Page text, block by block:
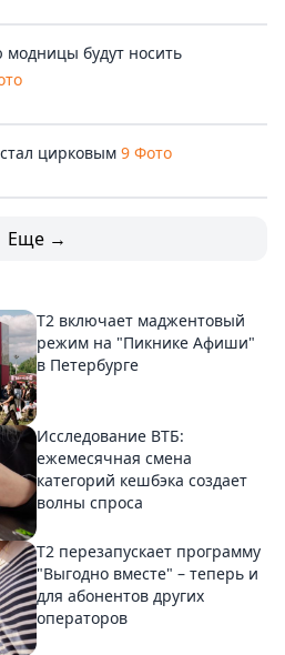
модницы будут носить
цирковым 9 Фото
Еще →
Т2 включает маджентовый
режим на "Пикнике Афиши"
в Петербурге
Исследование ВТБ:
ежемесячная смена
категорий кешбэка создает
волны спроса
Т2 перезапускает программу
"Выгодно вместе" – теперь и
для абонентов других
операторов